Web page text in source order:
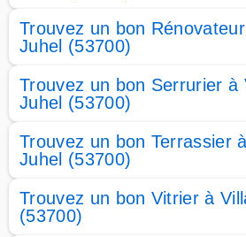
Trouvez un bon
Juhel (53700)
Trouvez un bon Serrurier à
Juhel (53700)
Trouvez un bon Terrassier
Juhel (53700)
Trouvez un bon Vitrier à
(53700)